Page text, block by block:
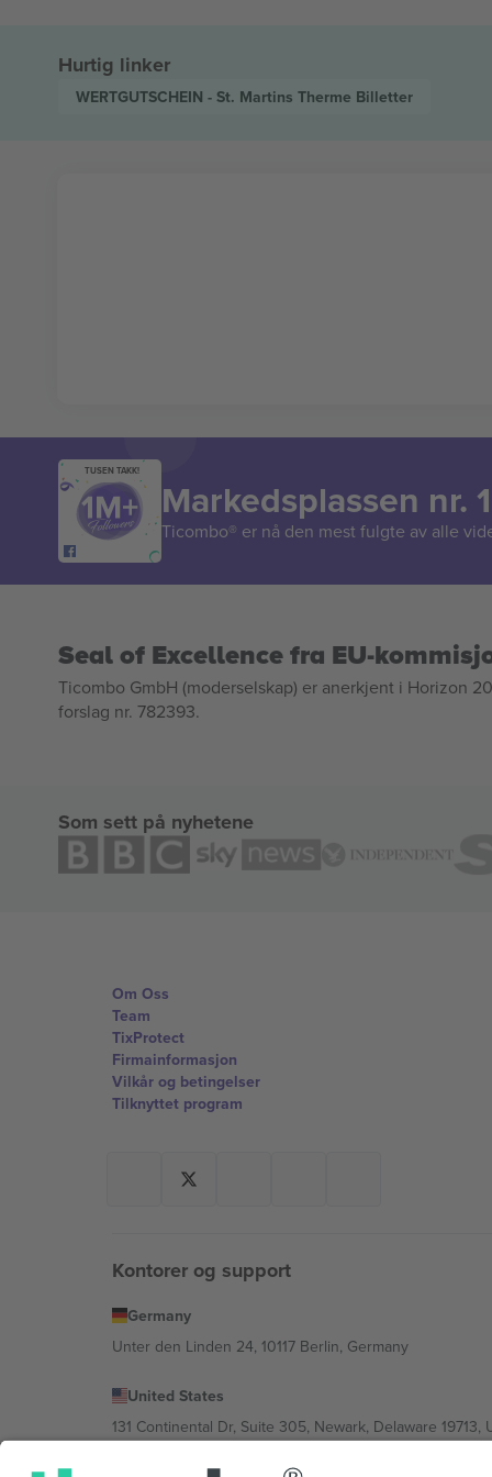
Hurtig linker
WERTGUTSCHEIN - St. Martins Therme Billetter
TUSEN TAKK!
Markedsplassen nr.
Ticombo® er nå den mest fulgte av alle
Seal of Excellence fra EU-
Ticombo GmbH (moderselskap) er anerkjent i Horizon
forslag nr. 782393.
Som sett på nyhetene
Om Oss
Team
TixProtect
Firmainformasjon
Vilkår og betingelser
Tilknyttet program
Kontorer og support
Germany
Unter den Linden 24, 10117 Berlin, Germany
United States
131 Continental Dr, Suite 305, Newark, Delaware 19713,